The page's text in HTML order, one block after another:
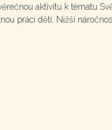
aktivitu k tématu
práci dětí. Nižší